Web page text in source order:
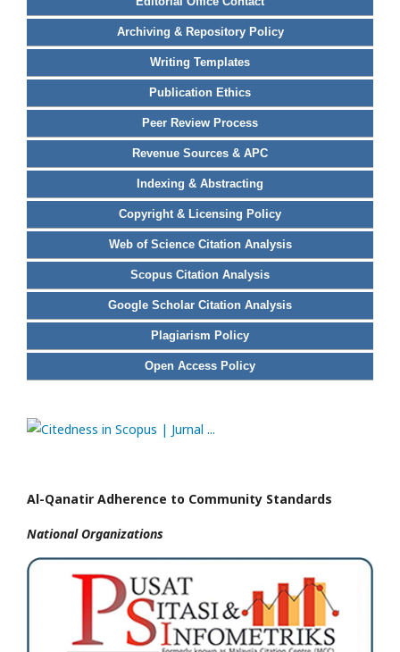
Archiving & Repository Policy
Writing Templates
Publication Ethics
Peer Review Process
Revenue Sources & APC
Indexing & Abstracting
Copyright & Licensing Policy
Web of Science Citation Analysis
Scopus Citation Analysis
Google Scholar Citation Analysis
Plagiarism Policy
Open Access Policy
Al-Qanatir Adherence to Community Standards
National Organizations